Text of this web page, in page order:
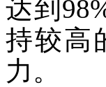
达到
持较高
力。